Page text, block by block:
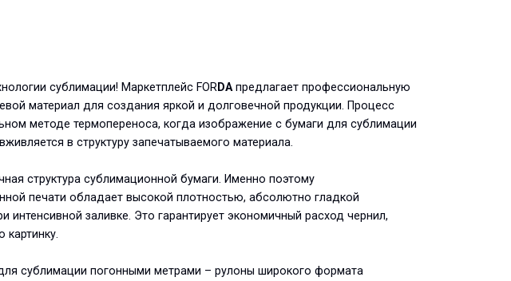
сублимации! Маркетплейс FORDAпредлагает профессиональную
материал для создания яркой и долговечной продукции. Процесс
методе термопереноса, когда изображение с бумаги для сублимации
в структуру запечатываемого материала.
структура сублимационной бумаги. Именно поэтому
печати обладает высокой плотностью, абсолютно гладкой
заливке. Это гарантирует экономичный расход чернил,
картинку.
сублимации погонными метрами – рулоны широкого формата